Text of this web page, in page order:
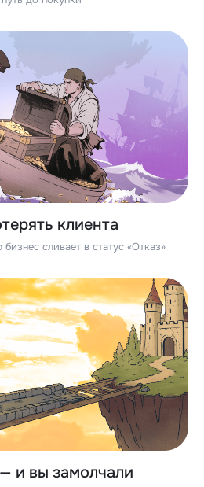
клиента
сливает в статус «Отказ»
и вы замолчали